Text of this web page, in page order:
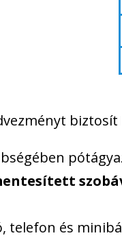
biztosít
telefon és